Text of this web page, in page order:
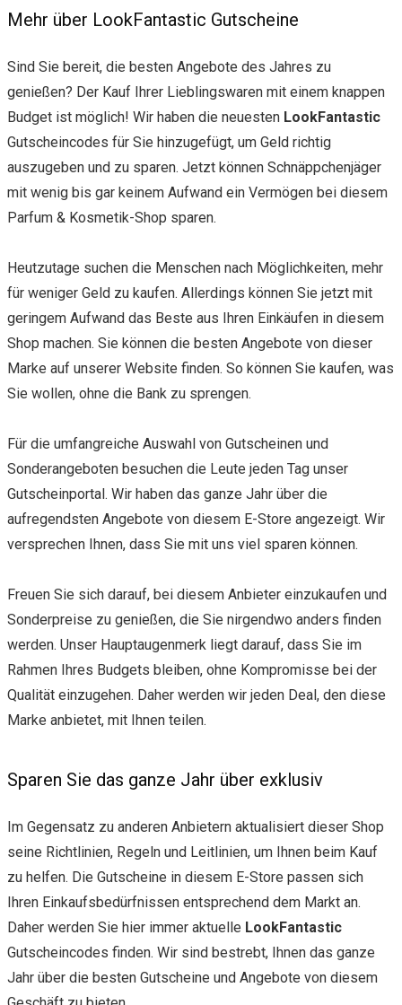
Mehr über LookFantastic Gutscheine
Sind Sie bereit, die besten Angebote des Jahres zu
genießen? Der Kauf Ihrer Lieblingswaren mit einem knappen
Budget ist möglich! Wir haben die neuesten LookFantastic
Gutscheincodes für Sie hinzugefügt, um Geld richtig
auszugeben und zu sparen. Jetzt können Schnäppchenjäger
mit wenig bis gar keinem Aufwand ein Vermögen bei diesem
Parfum & Kosmetik-Shop sparen.
Heutzutage suchen die Menschen nach Möglichkeiten, mehr
für weniger Geld zu kaufen. Allerdings können Sie jetzt mit
geringem Aufwand das Beste aus Ihren Einkäufen in diesem
Shop machen. Sie können die besten Angebote von dieser
Marke auf unserer Website finden. So können Sie kaufen, was
Sie wollen, ohne die Bank zu sprengen.
Für die umfangreiche Auswahl von Gutscheinen und
Sonderangeboten besuchen die Leute jeden Tag unser
Gutscheinportal. Wir haben das ganze Jahr über die
aufregendsten Angebote von diesem E-Store angezeigt. Wir
versprechen Ihnen, dass Sie mit uns viel sparen können.
Freuen Sie sich darauf, bei diesem Anbieter einzukaufen und
Sonderpreise zu genießen, die Sie nirgendwo anders finden
werden. Unser Hauptaugenmerk liegt darauf, dass Sie im
Rahmen Ihres Budgets bleiben, ohne Kompromisse bei der
Qualität einzugehen. Daher werden wir jeden Deal, den diese
Marke anbietet, mit Ihnen teilen.
Sparen Sie das ganze Jahr über exklusiv
Im Gegensatz zu anderen Anbietern aktualisiert dieser Shop
seine Richtlinien, Regeln und Leitlinien, um Ihnen beim Kauf
zu helfen. Die Gutscheine in diesem E-Store passen sich
Ihren Einkaufsbedürfnissen entsprechend dem Markt an.
Daher werden Sie hier immer aktuelle LookFantastic
Gutscheincodes finden. Wir sind bestrebt, Ihnen das ganze
Jahr über die besten Gutscheine und Angebote von diesem